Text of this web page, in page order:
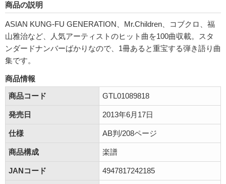
商品の説明
ASIAN KUNG-FU GENERATION、Mr.Children、コブクロ、福
山雅治など、人気アーティストのヒット曲を100曲収載。スタ
ンダードナンバーばかりなので、1冊あると重宝する弾き語り曲
集です。
商品情報
商品コード
GTL01089818
発売日 2013年6月17日
仕様 AB判/208ページ
商品構成 楽譜
JANコード 4947817242185